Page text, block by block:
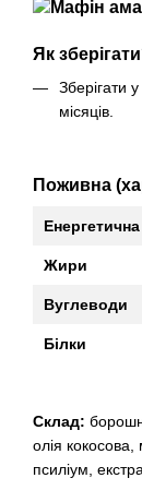
Як
Зберігати
місяців.
Поживна
Енергетична
Жири
Вуглеводи
Білки
Склад:
олія кокосова,
псиліум,